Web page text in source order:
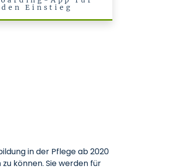
den Einstieg
in der Pflege ab 2020
können. Sie werden für